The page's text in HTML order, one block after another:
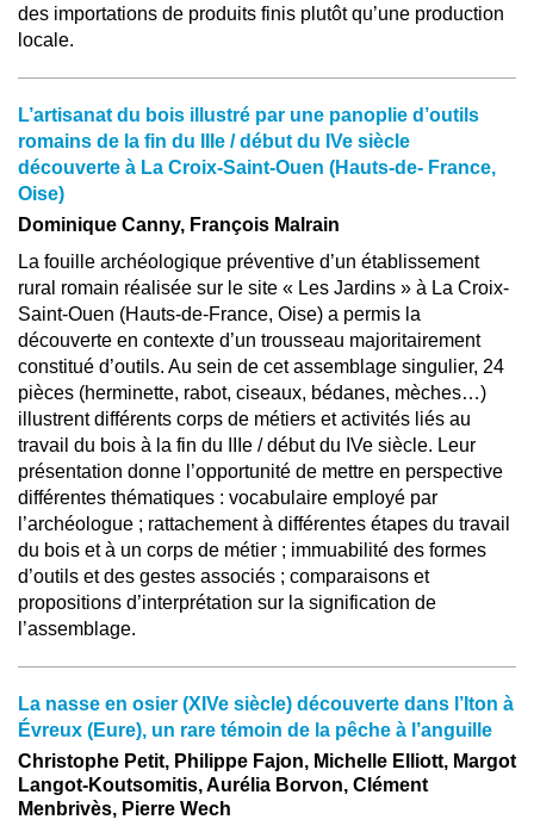
des importations de produits finis plutôt qu’une production
locale.
L’artisanat du bois illustré par une panoplie d’outils
romains de la fin du IIIe / début du IVe siècle
découverte à La Croix-Saint-Ouen (Hauts-de- France,
Oise)
Dominique Canny, François Malrain
La fouille archéologique préventive d’un établissement
rural romain réalisée sur le site « Les Jardins » à La Croix-
Saint-Ouen (Hauts-de-France, Oise) a permis la
découverte en contexte d’un trousseau majoritairement
constitué d’outils. Au sein de cet assemblage singulier, 24
pièces (herminette, rabot, ciseaux, bédanes, mèches…)
illustrent différents corps de métiers et activités liés au
travail du bois à la fin du IIIe / début du IVe siècle. Leur
présentation donne l’opportunité de mettre en perspective
différentes thématiques : vocabulaire employé par
l’archéologue ; rattachement à différentes étapes du travail
du bois et à un corps de métier ; immuabilité des formes
d’outils et des gestes associés ; comparaisons et
propositions d’interprétation sur la signification de
l’assemblage.
La nasse en osier (XIVe siècle) découverte dans l’Iton à
Évreux (Eure), un rare témoin de la pêche à l’anguille
Christophe Petit, Philippe Fajon, Michelle Elliott, Margot
Langot-Koutsomitis, Aurélia Borvon, Clément
Menbrivès, Pierre Wech